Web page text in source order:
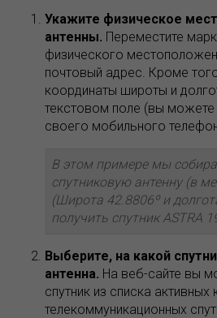
Укажите физическое
антенны. Переместите
физического
почтовый адрес. Кроме
координаты широты и
текстовом поле (вы
своего мобильного
В этом примере мы
спутниковую антенну (в
(Широта 42.8806º и
получить спутник ASTRA
Выберите, на какой
антенна. На веб-сайте вы
спутник из списка
телекоммуникационных